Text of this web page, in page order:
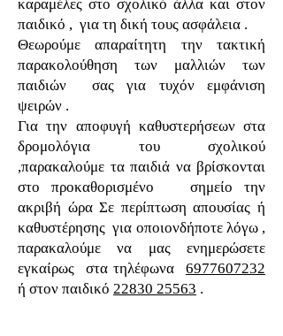
καραμέλες στο σχολικό άλλα και στον
παιδικό , για τη δική τους ασφάλεια .
Θεωρούμε απαραίτητη την τακτική
παρακολούθηση των μαλλιών των
παιδιών σας για τυχόν εμφάνιση
ψειρών .
Για την αποφυγή καθυστερήσεων στα
δρομολόγια του σχολικού
,παρακαλούμε τα παιδιά να βρίσκονται
στο προκαθορισμένο σημείο την
ακριβή ώρα Σε περίπτωση απουσίας ή
καθυστέρησης για οποιονδήποτε λόγω ,
παρακαλούμε να μας ενημερώσετε
εγκαίρως στα τηλέφωνα 6977607232
ή στον παιδικό 22830 25563 .